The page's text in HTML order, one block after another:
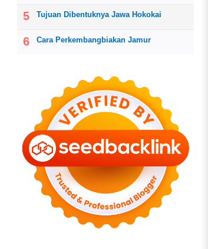
Tujuan Dibentuknya Jawa Hokokai
Cara Perkembangbiakan Jamur